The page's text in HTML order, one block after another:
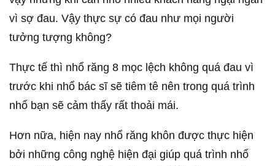
vì sợ đau. Vậy thực sự có đau như mọi người
tưởng tượng không?
Thực tế thì nhổ răng 8 mọc lệch không quá đau vì
trước khi nhổ bác sĩ sẽ tiêm tê nên trong quá trình
nhổ bạn sẽ cảm thấy rất thoải mái.
Hơn nữa, hiện nay nhổ răng khôn được thực hiện
bởi những công nghệ hiện đại giúp quá trình nhổ